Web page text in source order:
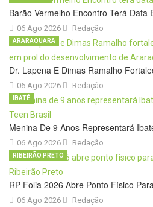
Barão Vermelho Encontro Terá Data
06 Ago 2026 Redação
Dr. Lapena E Dimas Ramalho
06 Ago 2026
ARARAQUARA
Redação
Menina De 9 Anos Representará
06 Ago 2026
IBATÉ
Redação
RP Folia 2026 Abre Ponto Físico
06 Ago 2026
RIBEIRÃO PRETO
Redação